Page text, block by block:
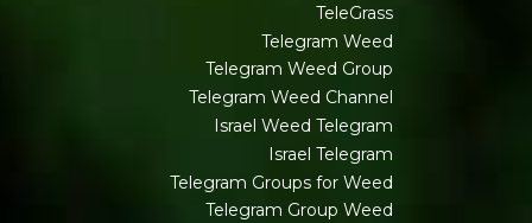
TeleGrass
Telegram Weed
Telegram Weed Group
Telegram Weed Channel
Israel Weed Telegram
Israel Telegram
Telegram Groups for Weed
Telegram Group Weed